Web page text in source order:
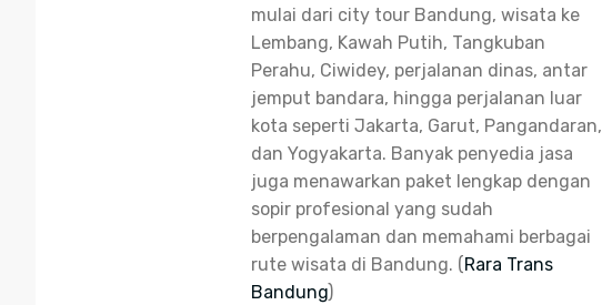
mulai dari city tour Bandung, wisata ke
Lembang, Kawah Putih, Tangkuban
Perahu, Ciwidey, perjalanan dinas, antar
jemput bandara, hingga perjalanan luar
kota seperti Jakarta, Garut, Pangandaran,
dan Yogyakarta. Banyak penyedia jasa
juga menawarkan paket lengkap dengan
sopir profesional yang sudah
berpengalaman dan memahami berbagai
rute wisata di Bandung. ( Rara Trans
Bandung)